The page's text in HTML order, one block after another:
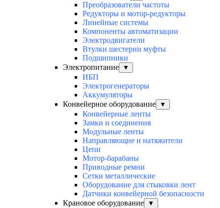
Преобразователи частоты
Редукторы и мотор-редукторы
Линейные системы
Компоненты автоматизации
Электродвигатели
Втулки шестерни муфты
Подшипники
Электропитание
▼
ИБП
Электрогенераторы
Аккумуляторы
Конвейерное оборудование
▼
Конвейерные ленты
Замки и соединения
Модульные ленты
Направляющие и натяжители
Цепи
Мотор-барабаны
Приводные ремни
Сетки металлические
Оборудование для стыковки лент
Датчики конвейерной безопасности
Крановое оборудование
▼